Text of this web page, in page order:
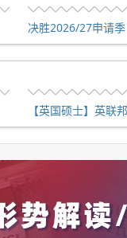
决胜2026/27申请季
【英国硕士】英联